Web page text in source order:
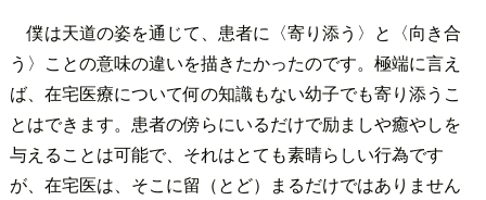
僕は天道の姿を通じて、患者に〈寄り添う〉と〈向き合
う〉ことの意味の違いを描きたかったのです。極端に言え
ば、在宅医療について何の知識もない幼子でも寄り添うこ
とはできます。患者の傍らにいるだけで励ましや癒やしを
与えることは可能で、それはとても素晴らしい行為です
が、在宅医は、そこに留（とど）まるだけではありません